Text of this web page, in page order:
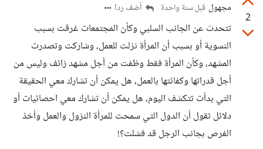
2
مجهول قبل سنة واحدة أضف ردا
تتحدث عن الجانب السلبي وكأن المجتمعات غرقت بسبب
النسوية أو بسبب أن المرأة نزلت للعمل، وشاركت وتصدرت
المشهد، وكأن المرأة فقط وظفت من أجل مشهد زائف وليس من
أجل قدراتها وكفائتها بالعمل، هل يمكن أن تشارك معي الحقيقة
التي بدأت تتكشف اليوم، هل يمكن أن تشارك معي احصائيات أو
دلائل تقول أن الدول التي سمحت للمرأة النزول والعمل وأخذ
الفرص بجانب الرجل قد فشلت؟!